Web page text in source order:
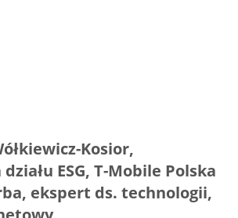
Kosior,
ESG, T-Mobile Polska
ekspert ds. technologii,